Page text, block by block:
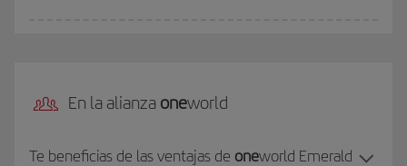
En la alianza oneworld
Te beneficias de las ventajas de oneworld Emerald